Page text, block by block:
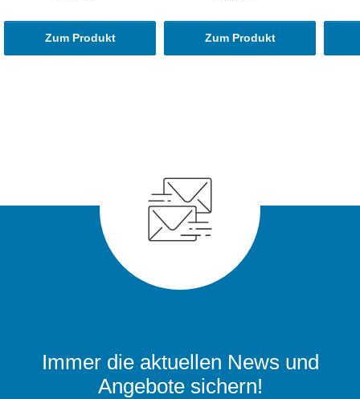
Zum Produkt Zum Produkt
Immer die aktuellen News und
Angebote sichern!